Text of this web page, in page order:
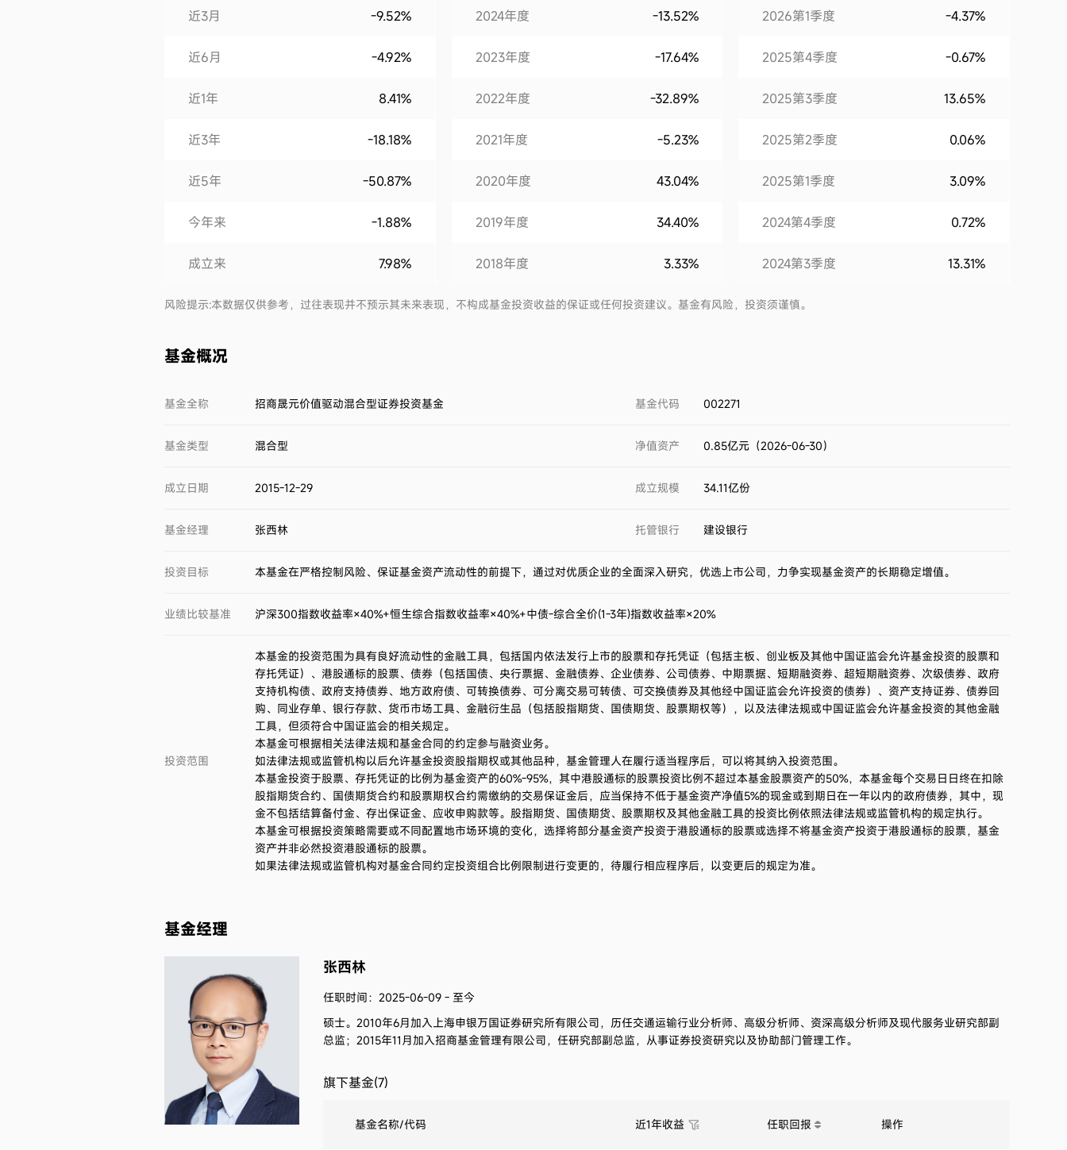
近3月 -9.52%
近6月 -4.92%
近1年 8.41%
近3年 -18.18%
近5年 -50.87%
今年来 -1.88%
成立来 7.98%
2024年度 -13.52%
2023年度 -17.64%
2022年度 -32.89%
2021年度 -5.23%
2020年度 43.04%
2019年度 34.40%
2018年度 3.33%
2017年度 3.35%
2026第1季度 -4.37%
2025第4季度 -0.67%
2025第3季度 13.65%
2025第2季度 0.06%
2025第1季度 3.09%
2024第4季度 0.72%
2024第3季度 13.31%
2024第2季度
2022第1季度 -17.12%
2021第4季度 -2.15%
2021第3季度
2021第2季度 14.21%
2021第1季度 -7.83%
2019第4季度
2019第2季度
风险提示:本数据仅供参考，过往表现并不预示其未来表现，不构成基金投资收益的保证或任何投资建议。基金有风险，投资须谨慎。
基金概况
基金全称 招商晟元价值驱动混合型证券投资基金 基金代码 002271
基金类型 混合型 净值资产 0.85亿元（2026-06-30）
成立日期 2015-12-29 成立规模 34.11亿份
基金经理 张西林 托管银行 建设银行
投资目标 本基金在严格控制风险、保证基金资产流动性的前提下，通过对优质企业的全面深入研究，优选上市公司，力争实现基金资产的长期稳定增值。
业绩比较基准 沪深300指数收益率×40%+恒生综合指数收益率×40%+中债-综合全价(1-3年)指数收益率×20%
投资范围
本基金的投资范围为具有良好流动性的金融工具，包括国内依法发行上市的股票和存托凭证（包括主板、创业板及其他中国证监会允许基金投资的股票和
存托凭证）、港股通标的股票、债券（包括国债、央行票据、金融债券、企业债券、公司债券、中期票据、短期融资券、超短期融资券、次级债券、政府
支持机构债、政府支持债券、地方政府债、可转换债券、可分离交易可转债、可交换债券及其他经中国证监会允许投资的债券）、资产支持证券、债券回
购、同业存单、银行存款、货币市场工具、金融衍生品（包括股指期货、国债期货、股票期权等），以及法律法规或中国证监会允许基金投资的其他金融
工具，但须符合中国证监会的相关规定。
本基金可根据相关法律法规和基金合同的约定参与融资业务。
如法律法规或监管机构以后允许基金投资股指期权或其他品种，基金管理人在履行适当程序后，可以将其纳入投资范围。
本基金投资于股票、存托凭证的比例为基金资产的60%-95%，其中港股通标的股票投资比例不超过本基金股票资产的50%，本基金每个交易日日终在扣除
股指期货合约、国债期货合约和股票期权合约需缴纳的交易保证金后，应当保持不低于基金资产净值5%的现金或到期日在一年以内的政府债券，其中，现
金不包括结算备付金、存出保证金、应收申购款等。股指期货、国债期货、股票期权及其他金融工具的投资比例依照法律法规或监管机构的规定执行。
本基金可根据投资策略需要或不同配置地市场环境的变化，选择将部分基金资产投资于港股通标的股票或选择不将基金资产投资于港股通标的股票，基金
资产并非必然投资港股通标的股票。
如果法律法规或监管机构对基金合同约定投资组合比例限制进行变更的，待履行相应程序后，以变更后的规定为准。
基金经理
张西林
任职时间：2025-06-09 - 至今
硕士。 2010年6月加入上海申银万国证券研究所有限公司，历任交通运输行业分析师、高级分析师、资深高级分析师及现代服务业研究部副
总监；2015年11月加入招商基金管理有限公司，任研究部副总监，从事证券投资研究以及协助部门管理工作。
旗下基金(7)
基金名称/代码 近1年收益 任职回报 操作